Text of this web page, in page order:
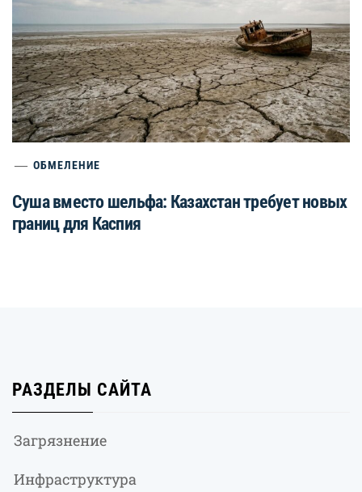
ОБМЕЛЕНИЕ
Суша вместо шельфа: Казахстан требует новых
границ для Каспия
РАЗДЕЛЫ САЙТА
Загрязнение
Инфраструктура